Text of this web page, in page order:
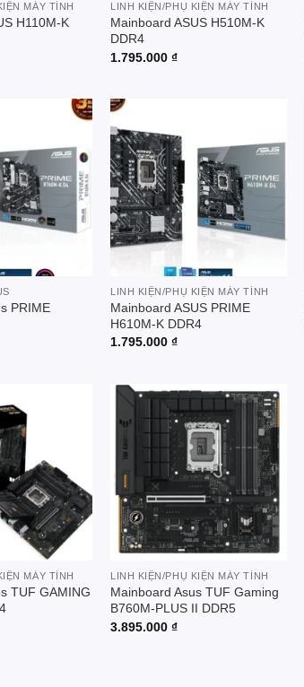
MÁY TÍNH
H110M-K
LINH KIỆN/PHỤ KIỆN MÁY TÍNH
Mainboard ASUS H510M-K
DDR4
1.795.000₫
Add to
wishlist
PRIME
Add to
LINH KIỆN/PHỤ KIỆN MÁY TÍNH
Mainboard ASUS PRIME
H610M-K DDR4
1.795.000₫
MÁY TÍNH
TUF GAMING
Add to
wishlist
LINH KIỆN/PHỤ KIỆN MÁY TÍNH
Mainboard Asus TUF Gaming
B760M-PLUS II DDR5
3.895.000₫